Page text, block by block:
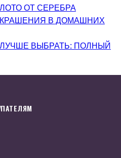
ОТ СЕРЕБРА
В ДОМАШНИХ
ВЫБРАТЬ: ПОЛНЫЙ